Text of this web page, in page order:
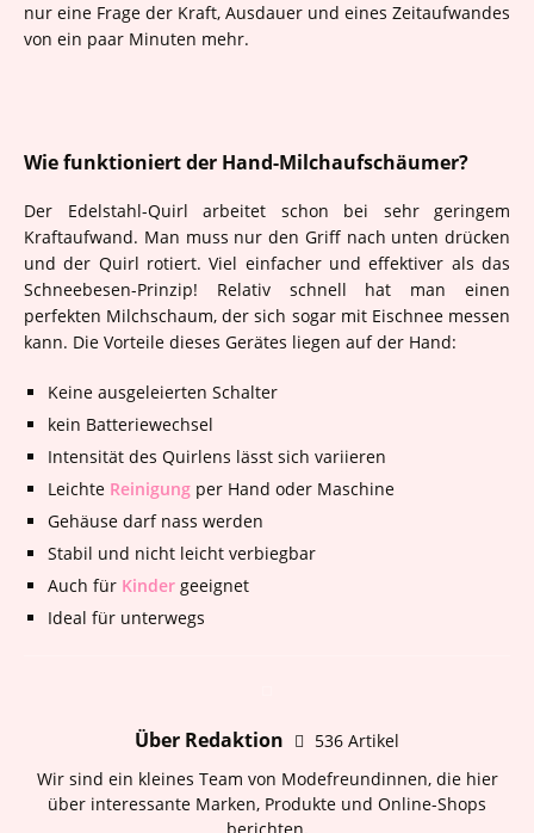
nur eine Frage der Kraft, Ausdauer und eines Zeitaufwandes
von ein paar Minuten mehr.
Wie funktioniert der Hand-Milchaufschäumer?
Der Edelstahl-Quirl arbeitet schon bei sehr geringem
Kraftaufwand. Man muss nur den Griff nach unten drücken
und der Quirl rotiert. Viel einfacher und effektiver als das
Schneebesen-Prinzip! Relativ schnell hat man einen
perfekten Milchschaum, der sich sogar mit Eischnee messen
kann. Die Vorteile dieses Gerätes liegen auf der Hand:
Keine ausgeleierten Schalter
kein Batteriewechsel
Intensität des Quirlens lässt sich variieren
Leichte Reinigung per Hand oder Maschine
Gehäuse darf nass werden
Stabil und nicht leicht verbiegbar
Auch für Kinder geeignet
Ideal für unterwegs
Über Redaktion
536 Artikel
Wir sind ein kleines Team von Modefreundinnen, die hier
über interessante Marken, Produkte und Online-Shops